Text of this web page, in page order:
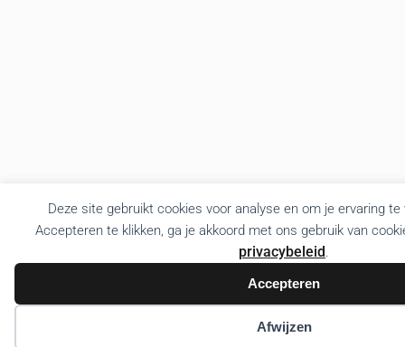
Deze site gebruikt cookies voor analyse en om je ervaring
Accepteren te klikken, ga je akkoord met ons gebruik van
privacybeleid.
Accepteren
Afwijzen